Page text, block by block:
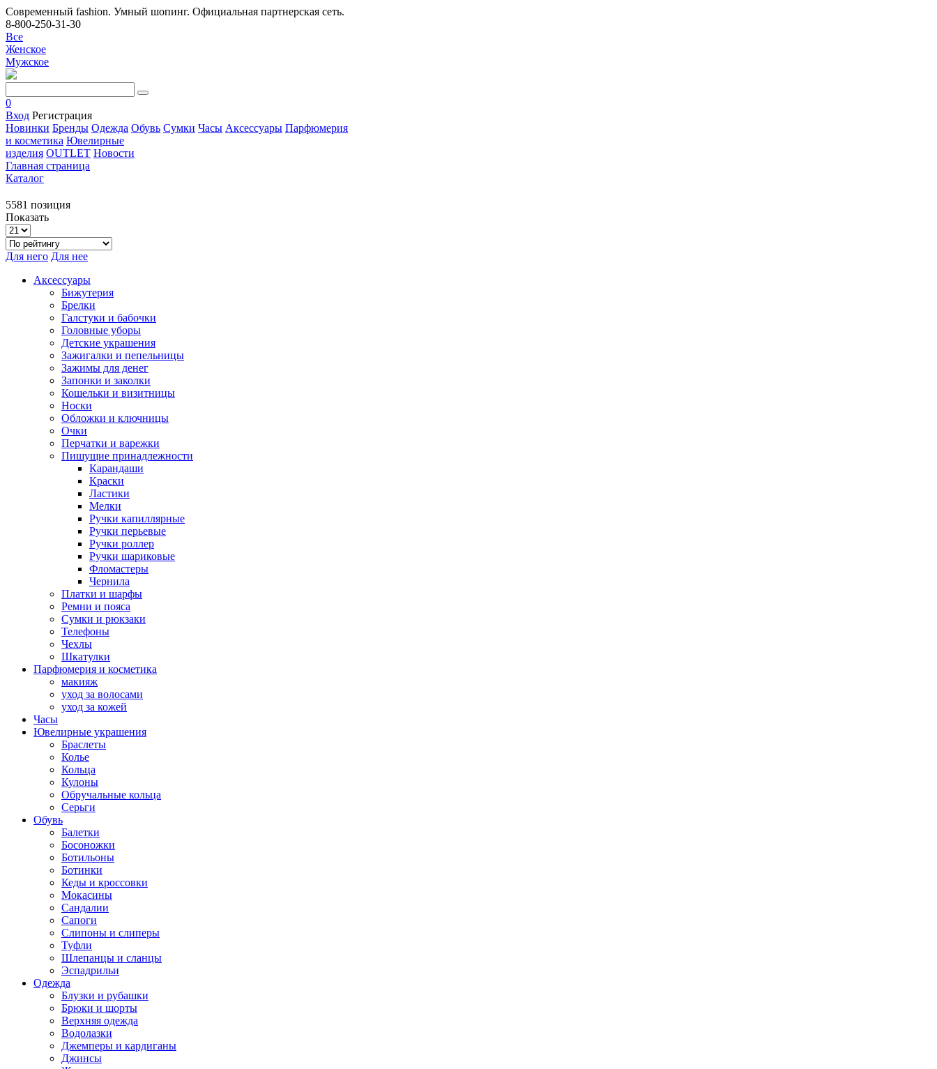
Современный fashion. Умный шопинг. Официальная партнерская сеть.
8-800-250-31-30
Все
Женское
Мужское
0
Вход Регистрация
Новинки Бренды Одежда Обувь Сумки Часы Аксессуары Парфюмерия
и косметика Ювелирные
изделия OUTLET Новости
Главная страница
Каталог
5581 позиция
Показать
Для него Для нее
Аксессуары
Бижутерия
Брелки
Галстуки и бабочки
Головные уборы
Детские украшения
Зажигалки и пепельницы
Зажимы для денег
Запонки и заколки
Кошельки и визитницы
Носки
Обложки и ключницы
Очки
Перчатки и варежки
Пишущие принадлежности
Карандаши
Краски
Ластики
Мелки
Ручки капиллярные
Ручки перьевые
Ручки роллер
Ручки шариковые
Фломастеры
Чернила
Платки и шарфы
Ремни и пояса
Сумки и рюкзаки
Телефоны
Чехлы
Шкатулки
Парфюмерия и косметика
макияж
уход за волосами
уход за кожей
Часы
Ювелирные украшения
Браслеты
Колье
Кольца
Кулоны
Обручальные кольца
Серьги
Обувь
Балетки
Босоножки
Ботильоны
Ботинки
Кеды и кроссовки
Мокасины
Сандалии
Сапоги
Слипоны и слиперы
Туфли
Шлепанцы и сланцы
Эспадрильи
Одежда
Блузки и рубашки
Брюки и шорты
Верхняя одежда
Водолазки
Джемперы и кардиганы
Джинсы